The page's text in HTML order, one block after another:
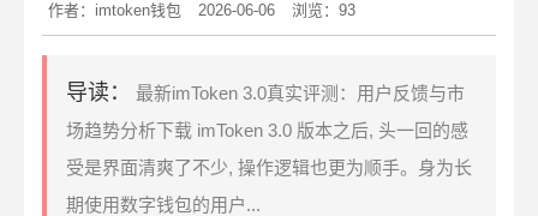
作者：imtoken钱包 2026-06-06 浏览：93
导读：
最新imToken 3.0真实评测：用户反馈与市
场趋势分析下载 imToken 3.0 版本之后, 头一回的感
受是界面清爽了不少, 操作逻辑也更为顺手。身为长
期使用数字钱包的用户...